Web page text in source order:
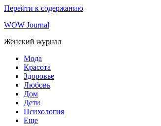
Перейти к содержанию
WOW Journal
Женский журнал
Мода
Красота
Здоровье
Любовь
Дом
Дети
Психология
Еще